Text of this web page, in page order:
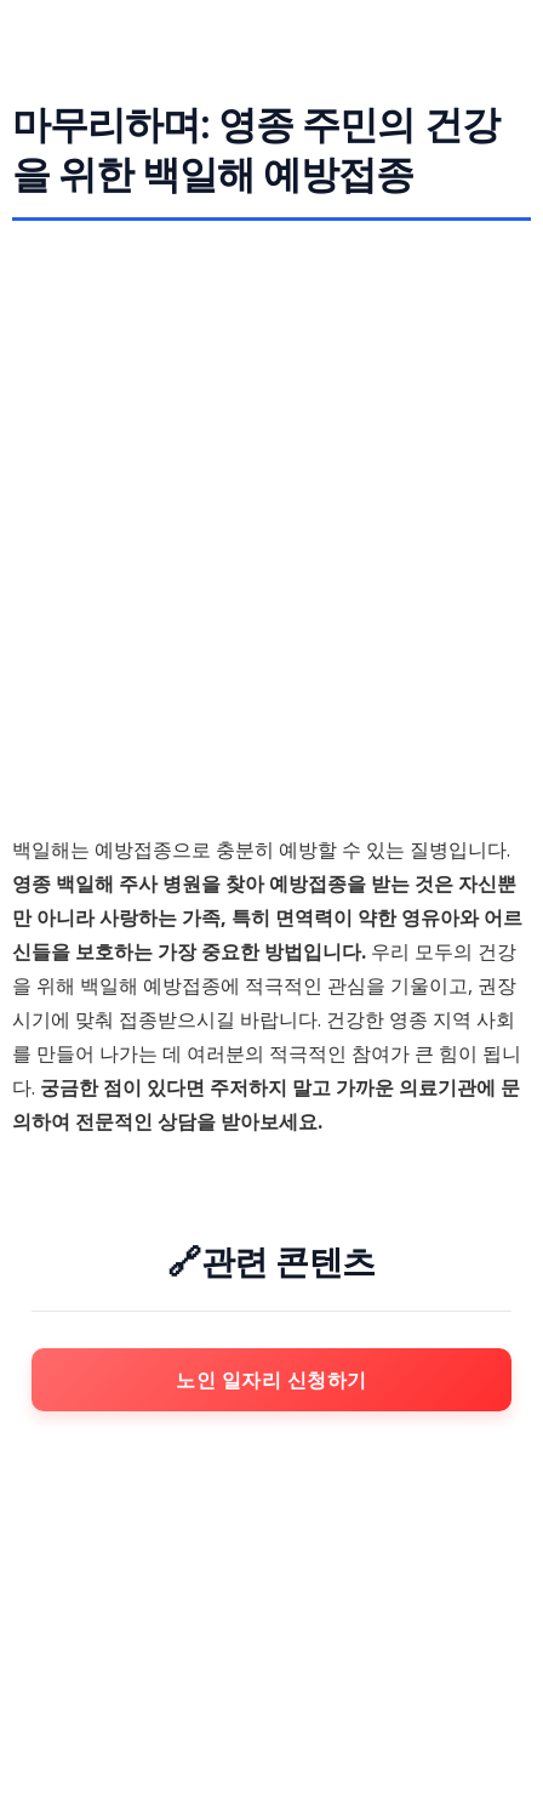
마무리하며: 영종 주민의 건강
을 위한 백일해 예방접종
백일해는 예방접종으로 충분히 예방할 수 있는 질병입니다.
영종 백일해 주사 병원을 찾아 예방접종을 받는 것은 자신뿐
만 아니라 사랑하는 가족, 특히 면역력이 약한 영유아와 어르
신들을 보호하는 가장 중요한 방법입니다. 우리 모두의 건강
을 위해 백일해 예방접종에 적극적인 관심을 기울이고, 권장
시기에 맞춰 접종받으시길 바랍니다. 건강한 영종 지역 사회
를 만들어 나가는 데 여러분의 적극적인 참여가 큰 힘이 됩니
다. 궁금한 점이 있다면 주저하지 말고 가까운 의료기관에 문
의하여 전문적인 상담을 받아보세요.
🔗관련 콘텐츠
노인 일자리 신청하기